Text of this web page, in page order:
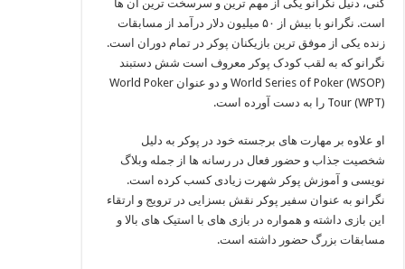
کنی، دنیل نگرانو یکی از مهم‌ ترین و سرسخت‌ ترین آن‌ ها
است. نگرانو با بیش از ۵۰ میلیون دلار درآمد از مسابقات
زنده یکی از موفق‌ ترین بازیکنان پوکر در تمام دوران است.
نگرانو که به لقب کودک پوکر معروف است شش دستبند
World Series of Poker (WSOP) و دو عنوان World Poker
Tour (WPT) را به دست آورده است.
او علاوه بر مهارت‌ های برجسته خود در پوکر به دلیل
شخصیت جذاب و حضور فعال در رسانه‌ ها از جمله وبلاگ‌
نویسی و آموزش پوکر شهرت زیادی کسب کرده است.
نگرانو به عنوان سفیر پوکر نقش بسزایی در ترویج و ارتقاء
این بازی داشته و همواره در بازی‌ های با استیک‌ های بالا و
مسابقات بزرگ حضور داشته است.